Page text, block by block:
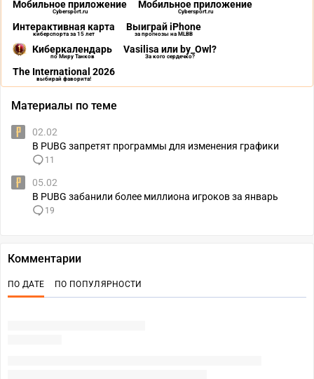
Мобильное приложение
Cybersport.ru
Мобильное приложение
Cybersport.ru
Интерактивная карта
киберспорта за 15 лет
Выиграй iPhone
за прогнозы на MLBB
Киберкалендарь
по Миру Танков
Vasilisa или by_Owl?
За кого сердечко?
The International 2026
выбирай фаворита!
Материалы по теме
02.02
В PUBG запретят программы для изменения графики
11
05.02
В PUBG забанили более миллиона игроков за январь
19
Комментарии
ПО ДАТЕ ПО ПОПУЛЯРНОСТИ